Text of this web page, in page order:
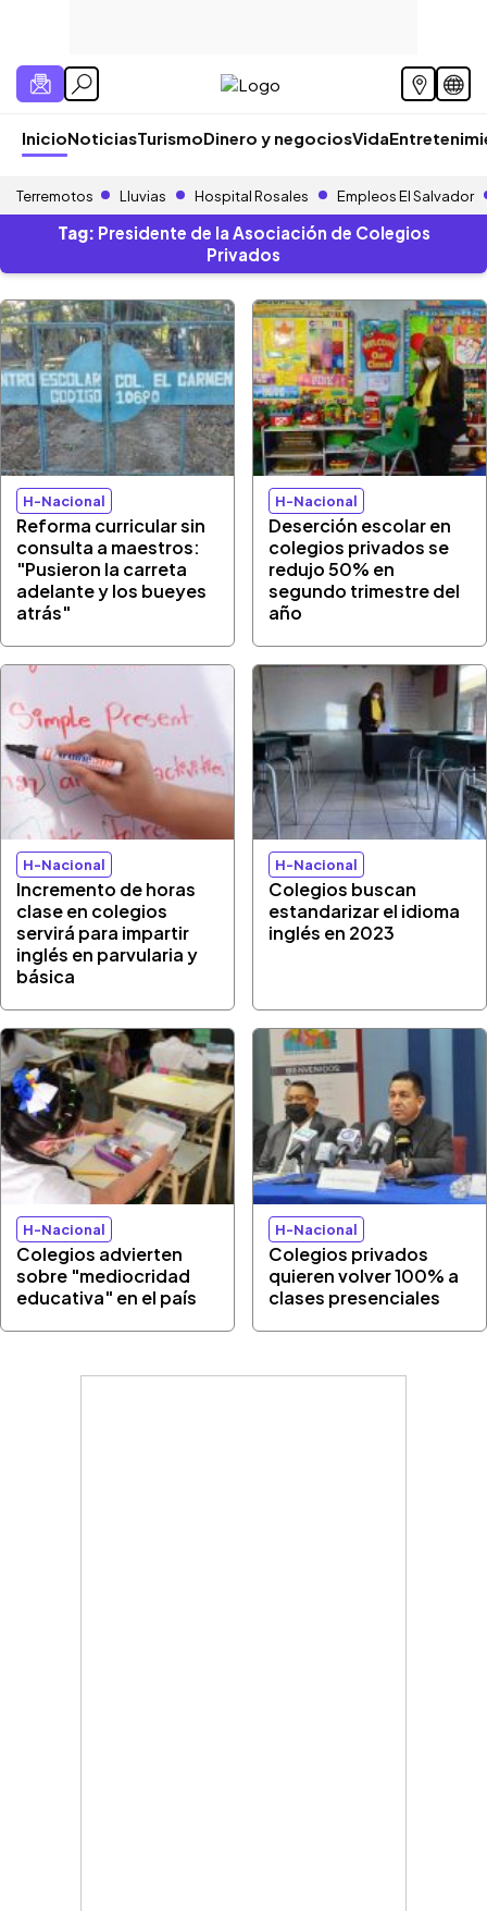
InicioNoticiasTurismoDinero y negociosVida
Terremotos Lluvias Hospital Rosales Empleos El Salvador
Tag: Presidente de la Asociación de Colegios
Privados
H-Nacional
Reforma curricular sin
consulta a maestros:
"Pusieron la carreta
adelante y los bueyes
atrás"
H-Nacional
Deserción escolar en
colegios privados se
redujo 50% en
segundo trimestre del
año
H-Nacional
Incremento de horas
clase en colegios
servirá para impartir
inglés en parvularia y
básica
H-Nacional
Colegios buscan
estandarizar el idioma
inglés en 2023
H-Nacional
Colegios advierten
sobre "mediocridad
educativa" en el país
H-Nacional
Colegios privados
quieren volver 100% a
clases presenciales